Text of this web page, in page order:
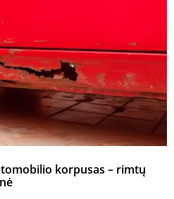
korpusas – rimtų